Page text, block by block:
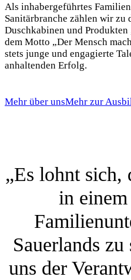
Als inhabergeführtes
Sanitärbranche zählen wir zu
Duschkabinen und
dem Motto „Der Mensch
stets junge und engagierte
anhaltenden Erfolg.
Mehr über unsMehr zur
„Es lohnt sich,
in einem
Sauerlands
uns der